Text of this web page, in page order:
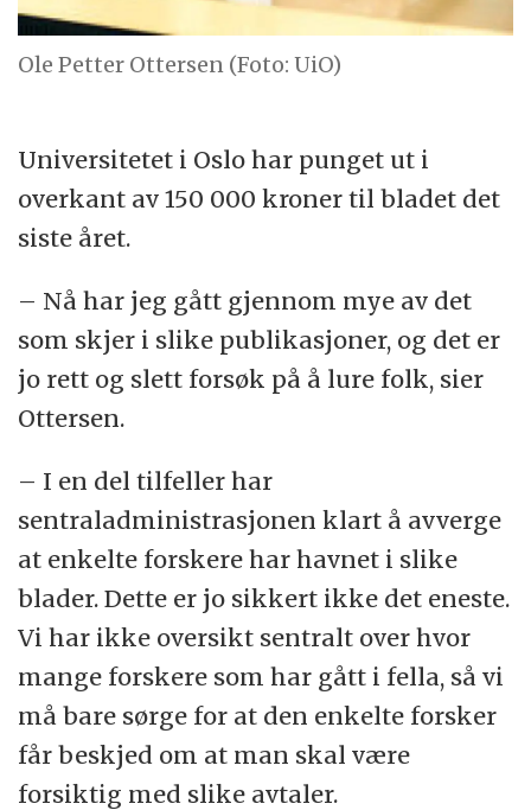
Ole Petter Ottersen (Foto: UiO)
Universitetet i Oslo har punget ut i
overkant av 150 000 kroner til bladet det
siste året.
– Nå har jeg gått gjennom mye av det
som skjer i slike publikasjoner, og det er
jo rett og slett forsøk på å lure folk, sier
Ottersen.
– I en del tilfeller har
sentraladministrasjonen klart å avverge
at enkelte forskere har havnet i slike
blader. Dette er jo sikkert ikke det eneste.
Vi har ikke oversikt sentralt over hvor
mange forskere som har gått i fella, så vi
må bare sørge for at den enkelte forsker
får beskjed om at man skal være
forsiktig med slike avtaler.